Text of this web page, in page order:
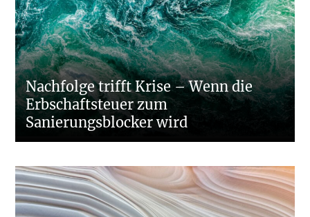
Nachfolge trifft Krise – Wenn die
Erbschaftsteuer zum
Sanierungsblocker wird